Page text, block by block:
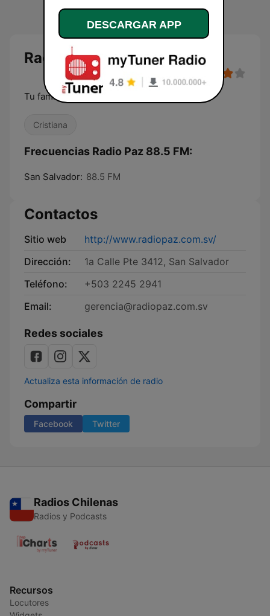
Radio Paz 88.5 FM
Tu familia en cristo
Cristiana
Frecuencias Radio Paz 88.5 FM:
San Salvador: 88.5 FM
Contactos
Sitio web
http://www.radiopaz.com.sv/
Dirección:
1a Calle Pte 3412, San Salvador
Teléfono:
+503 2245 2941
Email:
gerencia@radiopaz.com.sv
Redes sociales
Actualiza esta información de radio
Compartir
Facebook Twitter
Radios Chilenas
Radios y Podcasts
Recursos
Locutores
DESCARGAR APP